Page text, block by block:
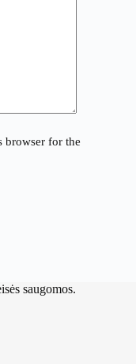
browser for the
saugomos.